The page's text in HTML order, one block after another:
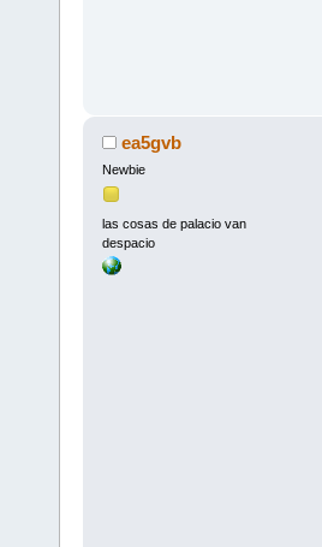
ea5gvb
Newbie
las cosas de palacio van
despacio